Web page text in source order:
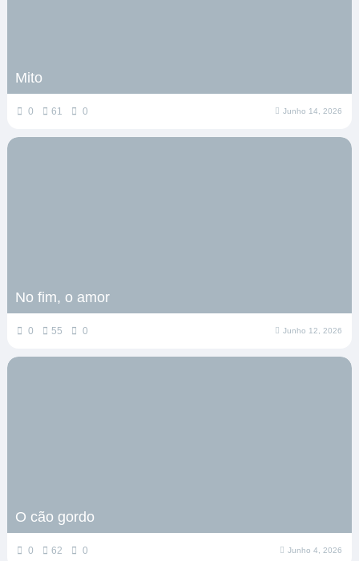
Mito
0 61 0 Junho 14, 2026
No fim, o amor
0 55 0 Junho 12, 2026
O cão gordo
0 62 0 Junho 4, 2026